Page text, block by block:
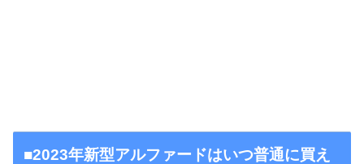
■2023年新型アルファードはいつ普通に買え